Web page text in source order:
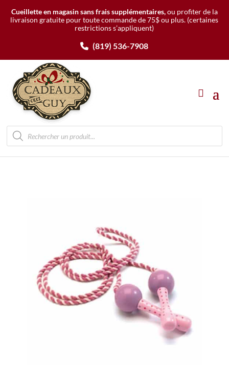
Cueillette en magasin sans frais supplémentaires,ou profiter de la
livraison gratuite pour toute commande de 75$ ou plus. (certaines
restrictions s’appliquent)
(819) 536-7908
Recherche
de
produits